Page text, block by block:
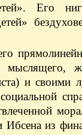
Его
мыслящего,
и своими
из